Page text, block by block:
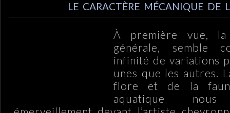
LE CARACTÈRE MÉCANIQUE DE
À première vue,
générale, semble
infinité de variations
unes que les autres.
flore et de la
aquatique